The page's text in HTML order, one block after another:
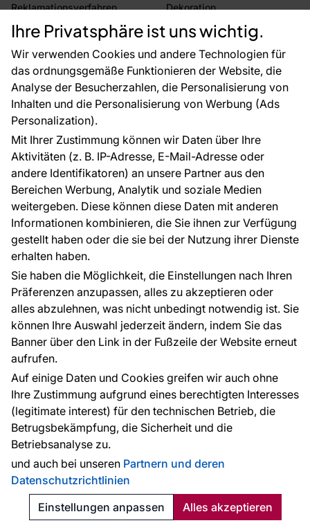
Ihre Privatsphäre ist uns wichtig.
Wir verwenden Cookies und andere Technologien für
das ordnungsgemäße Funktionieren der Website, die
Analyse der Besucherzahlen, die Personalisierung von
Inhalten und die Personalisierung von Werbung (Ads
Personalization).
Mit Ihrer Zustimmung können wir Daten über Ihre
Aktivitäten (z. B. IP-Adresse, E-Mail-Adresse oder
andere Identifikatoren) an unsere Partner aus den
Bereichen Werbung, Analytik und soziale Medien
weitergeben. Diese können diese Daten mit anderen
Informationen kombinieren, die Sie ihnen zur Verfügung
gestellt haben oder die sie bei der Nutzung ihrer Dienste
erhalten haben.
Sie haben die Möglichkeit, die Einstellungen nach Ihren
Präferenzen anzupassen, alles zu akzeptieren oder
alles abzulehnen, was nicht unbedingt notwendig ist. Sie
können Ihre Auswahl jederzeit ändern, indem Sie das
Banner über den Link in der Fußzeile der Website erneut
aufrufen.
Auf einige Daten und Cookies greifen wir auch ohne
Ihre Zustimmung aufgrund eines berechtigten Interesses
(legitimate interest) für den technischen Betrieb, die
Betrugsbekämpfung, die Sicherheit und die
Betriebsanalyse zu.
und auch bei unseren Partnern und deren
Datenschutzrichtlinien
Einstellungen anpassen
Alles akzeptieren
Reklamationsverfahren
Rücksendung von Waren
CE-Zertifizierung
Großhandel
Raumvisualisierung
Dekoration
Selbstklebende Folien
Zubehör
Tapetenmuster
FÜR SIE
Blog
EU-Projekte
Ratschläge und Tipps
FAQ
ÜBER DAS UNTERNEHMEN
Kontakt
Haben Sie Fragen? Wir helfen Ihnen gerne weiter
und beraten Sie persönlich.
+49 781 95633072
service@tapeteneshop.de
Zahlungsarten:
Die Zahlungen werden geleistet von:
© 2010 - 2026 Tapeteneshop
Created:
Reklalink s.r.o.
Schutz personenbezogener Daten